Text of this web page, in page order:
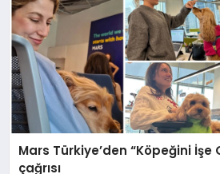
Mars Türkiye’den “Köpeğini İşe
çağrısı